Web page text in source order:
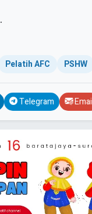
.
Pelatih AFC PSHW
Telegram